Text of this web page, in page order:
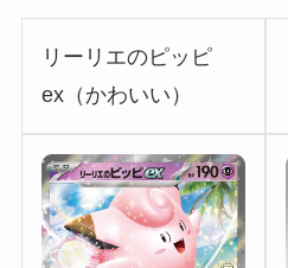
リーリエのピッピ
ex（かわいい）